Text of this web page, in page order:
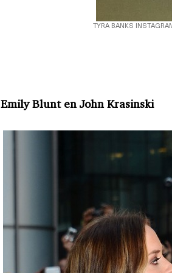
TYRA BANKS
Emily Blunt en John Krasinski